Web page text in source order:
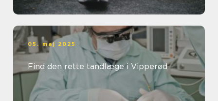
05. maj 2025
Find den rette tandlæge i Vipperød